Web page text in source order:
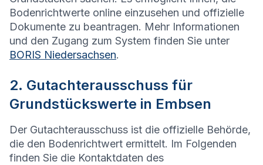
Bodenrichtwerte online einzusehen und offizielle
Dokumente zu beantragen. Mehr Informationen
und den Zugang zum System finden Sie unter
BORIS Niedersachsen.
2. Gutachterausschuss für
Grundstückswerte in Embsen
Der Gutachterausschuss ist die offizielle Behörde,
die den Bodenrichtwert ermittelt. Im Folgenden
finden Sie die Kontaktdaten des